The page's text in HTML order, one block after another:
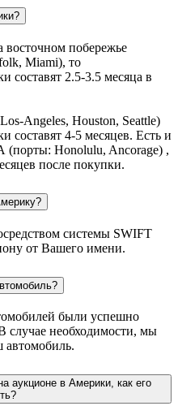
восточном побережье
Miami), то
составят 2.5-3.5 месяца в
Angeles, Houston, Seattle)
составят 4-5 месяцев. Есть и
Honolulu, Ancorage) ,
после покупки.
системы SWIFT
от Вашего имени.
были успешно
случае необходимости, мы
автомобиль.
аукционе в Америки, как его